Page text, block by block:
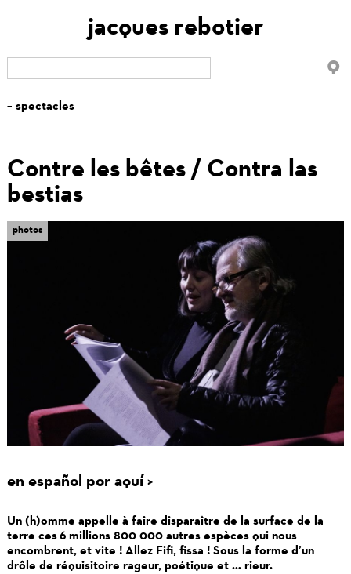
jacques rebotier
Contre les bêtes / Contra las
bestias
tabs
photos(onglet
actif)
en español por aquí >
Un (h)omme appelle à faire disparaître de la surface de la
terre ces 6 millions 800 000 autres espèces qui nous
encombrent, et vite ! Allez Fifi, fissa ! Sous la forme d’un
drôle de réquisitoire rageur, poétique et … rieur.